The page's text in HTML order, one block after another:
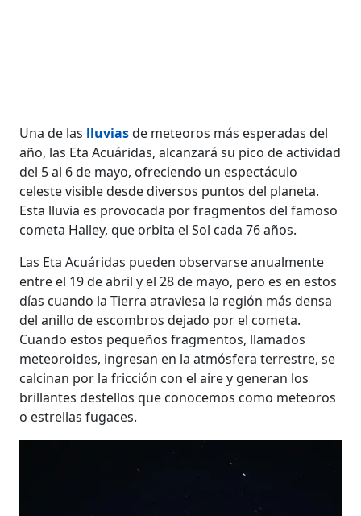
Una de las lluviasde meteoros más esperadas del
año, las Eta Acuáridas, alcanzará su pico de actividad
del 5 al 6 de mayo, ofreciendo un espectáculo
celeste visible desde diversos puntos del planeta.
Esta lluvia es provocada por fragmentos del famoso
cometa Halley, que orbita el Sol cada 76 años.
Las Eta Acuáridas pueden observarse anualmente
entre el 19 de abril y el 28 de mayo, pero es en estos
días cuando la Tierra atraviesa la región más densa
del anillo de escombros dejado por el cometa.
Cuando estos pequeños fragmentos, llamados
meteoroides, ingresan en la atmósfera terrestre, se
calcinan por la fricción con el aire y generan los
brillantes destellos que conocemos como meteoros
o estrellas fugaces.